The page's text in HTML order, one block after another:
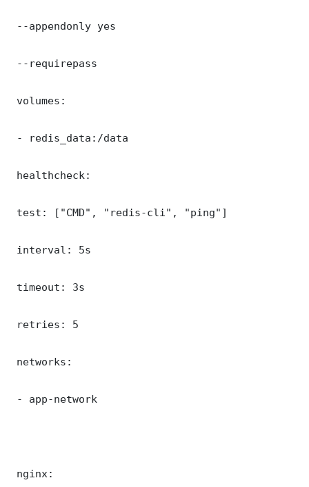
--appendonly yes
--requirepass
volumes:
- redis_data:/data
healthcheck:
test: ["CMD", "redis-cli", "ping"]
interval: 5s
timeout: 3s
retries: 5
networks:
- app-network
nginx: